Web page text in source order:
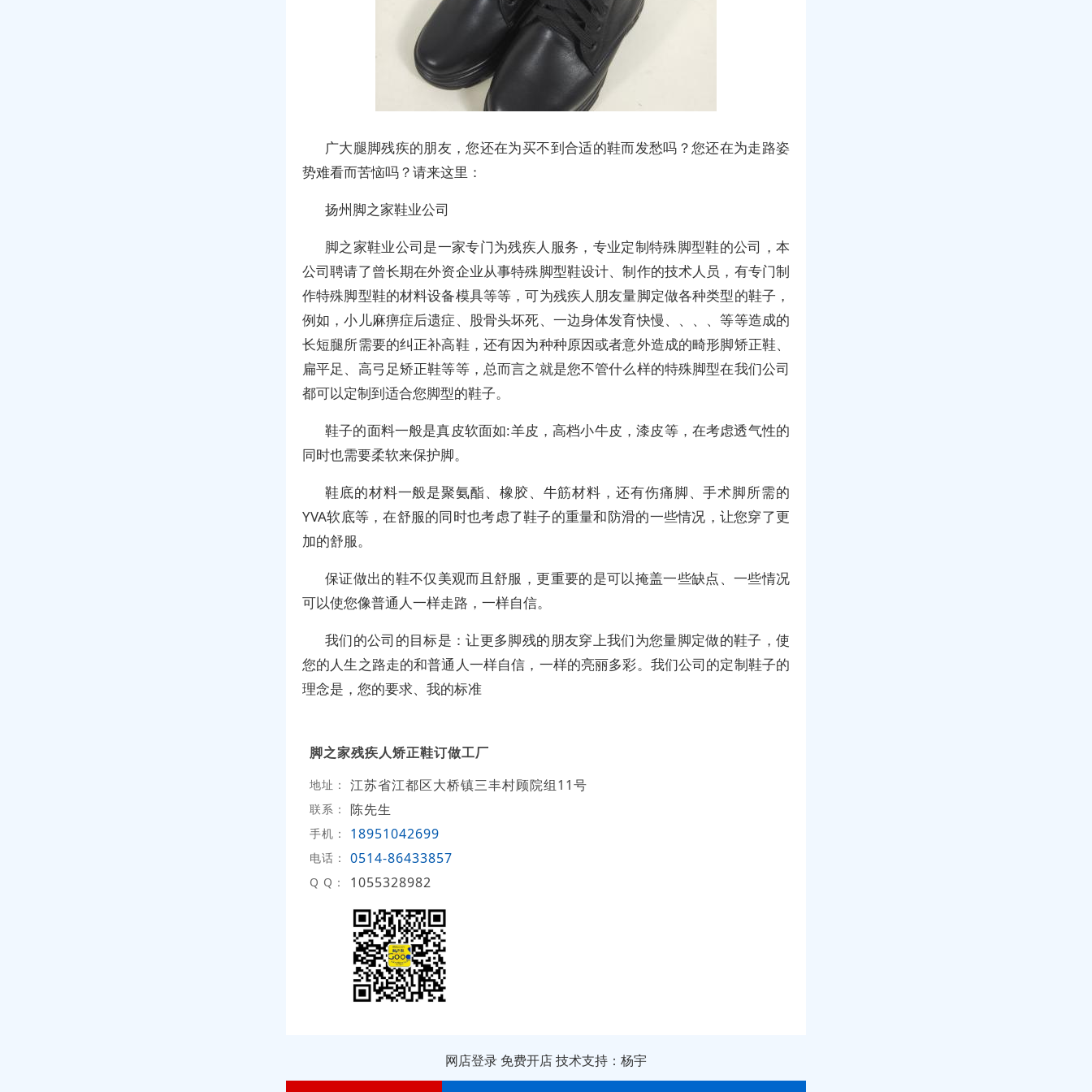
广大腿脚残疾的朋友，您还在为买不到合适的鞋而发愁吗？您还在为走路姿
势难看而苦恼吗？请来这里：
扬州脚之家鞋业公司
脚之家鞋业公司是一家专门为残疾人服务，专业定制特殊脚型鞋的公司，本
公司聘请了曾长期在外资企业从事特殊脚型鞋设计、制作的技术人员，有专门制
作特殊脚型鞋的材料设备模具等等，可为残疾人朋友量脚定做各种类型的鞋子，
例如，小儿麻痹症后遗症、股骨头坏死、一边身体发育快慢、、、、等等造成的
长短腿所需要的纠正补高鞋，还有因为种种原因或者意外造成的畸形脚矫正鞋、
扁平足、高弓足矫正鞋等等，总而言之就是您不管什么样的特殊脚型在我们公司
都可以定制到适合您脚型的鞋子。
鞋子的面料一般是真皮软面如:羊皮，高档小牛皮，漆皮等，在考虑透气性的
同时也需要柔软来保护脚。
鞋底的材料一般是聚氨酯、橡胶、牛筋材料，还有伤痛脚、手术脚所需的
YVA软底等，在舒服的同时也考虑了鞋子的重量和防滑的一些情况，让您穿了更
加的舒服。
保证做出的鞋不仅美观而且舒服，更重要的是可以掩盖一些缺点、一些情况
可以使您像普通人一样走路，一样自信。
我们的公司的目标是：让更多脚残的朋友穿上我们为您量脚定做的鞋子，使
您的人生之路走的和普通人一样自信，一样的亮丽多彩。我们公司的定制鞋子的
理念是，您的要求、我的标准
脚之家残疾人矫正鞋订做工厂
地址： 江苏省江都区大桥镇三丰村顾院组11号
联系： 陈先生
手机： 18951042699
电话： 0514-86433857
Q Q： 1055328982
网店登录 免费开店技术支持：杨宇